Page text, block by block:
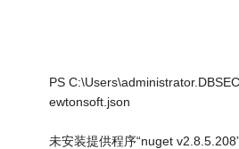
PS
ewtonsoft.json
未安装提供程序“nuget v2.8.5.208”